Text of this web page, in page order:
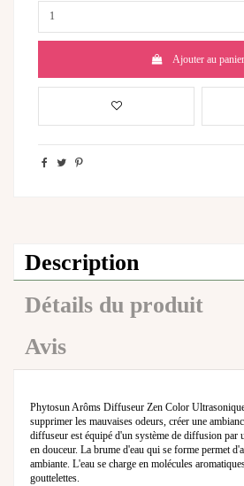
Ajouter au panier
Description
Détails du produit
Avis
Phytosun Arôms Diffuseur Zen Color
supprimer les mauvaises odeurs, créer une
diffuseur est équipé d'un système de diffusion par
en douceur. La brume d'eau qui se forme permet
ambiante. L'eau se charge en molécules
gouttelettes.